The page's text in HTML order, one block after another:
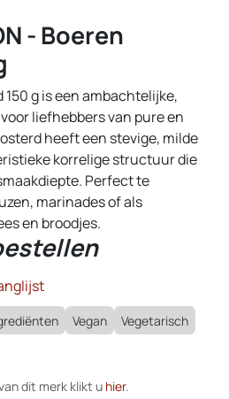
- Boeren
g is een ambachtelijke,
liefhebbers van pure en
heeft een stevige, milde
korrelige structuur die
Perfect te
marinades of als
en broodjes.
Vegan
Vegetarisch
dit merk klikt u hier.